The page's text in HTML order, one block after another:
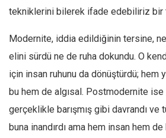
tekniklerini bilerek ifade edebiliriz bir
Modernite, iddia edildiğinin tersine,
elini sürdü ne de ruha dokundu. O
için insan ruhunu da dönüştürdü; hem
bu hem de algısal. Postmodernite ise
gerçeklikle barışmış gibi davrandı
buna inandırdı ama hem insan hem